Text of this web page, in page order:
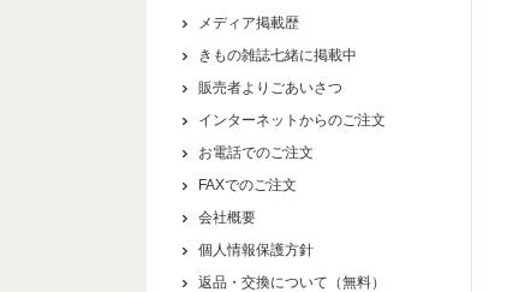
メディア掲載歴
きもの雑誌七緒に掲載中
販売者よりごあいさつ
インターネットからのご注文
お電話でのご注文
FAXでのご注文
会社概要
個人情報保護方針
返品・交換について（無料）